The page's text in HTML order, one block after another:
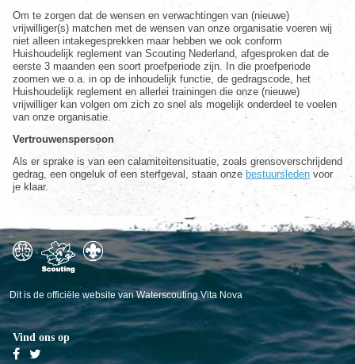
Om te zorgen dat de wensen en verwachtingen van (nieuwe)
vrijwilliger(s) matchen met de wensen van onze organisatie voeren wij
niet alleen intakegesprekken maar hebben we ook conform
Huishoudelijk reglement van Scouting Nederland, afgesproken dat de
eerste 3 maanden een soort proefperiode zijn. In die proefperiode
zoomen we o.a. in op de inhoudelijk functie, de gedragscode, het
Huishoudelijk reglement en allerlei trainingen die onze (nieuwe)
vrijwilliger kan volgen om zich zo snel als mogelijk onderdeel te voelen
van onze organisatie.
Vertrouwenspersoon
Als er sprake is van een calamiteitensituatie, zoals grensoverschrijdend
gedrag, een ongeluk of een sterfgeval, staan onze bestuursleden voor
je klaar.
Dit is de officiële website van Waterscouting Vita Nova
Vind ons op